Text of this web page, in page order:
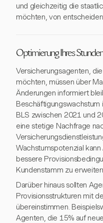
und gleichzeitig die
möchten, von
Optimierung Ihres
Versicherungsagenten,
möchten, müssen über
Änderungen informiert
Beschäftigungswachstum
BLS zwischen 2021 und
eine stetige Nachfrage
Wachstumspotenzial
bessere
Kundenstamm zu
Darüber hinaus sollten
Provisionsstrukturen mit
übereinstimmen.
Agenten, die 15% auf